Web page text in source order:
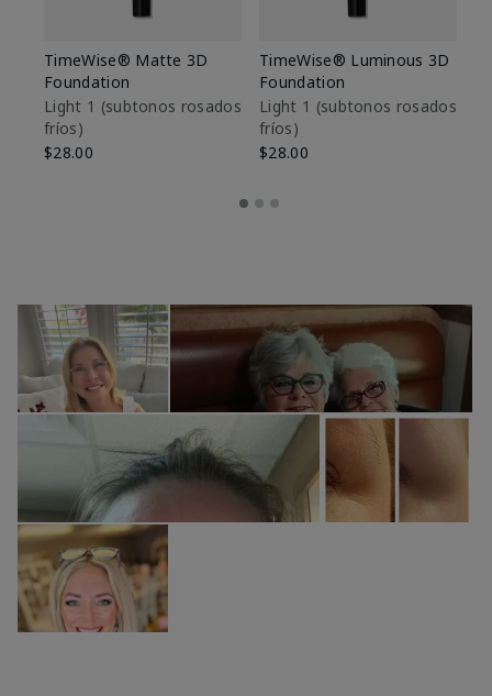
TimeWise® Matte 3D
Foundation
Light 1​ (subtonos rosados
fríos)
$28.00
TimeWise® Luminous 3D
Foundation
Light 1​ (subtonos rosados
fríos)
$28.00